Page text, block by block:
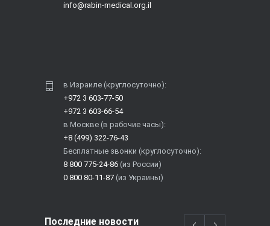
info@rabin-medical.org.il
в Израиле (круглосуточно):
+972 3 603-77-50
+972 3 603-66-54
в Москве (в рабочие часы):
+8 (499) 322-76-43
Бесплатные звонки (круглосуточно):
8 800 775-24-86 (из России)
0 800 80-11-87 (из Украины)
Последние новости